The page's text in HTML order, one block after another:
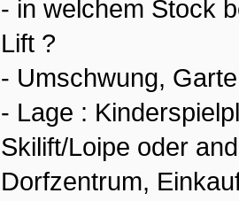
- in welchem Stock
Lift ?
- Umschwung,
- Lage :
Skilift/Loipe oder
Dorfzentrum,